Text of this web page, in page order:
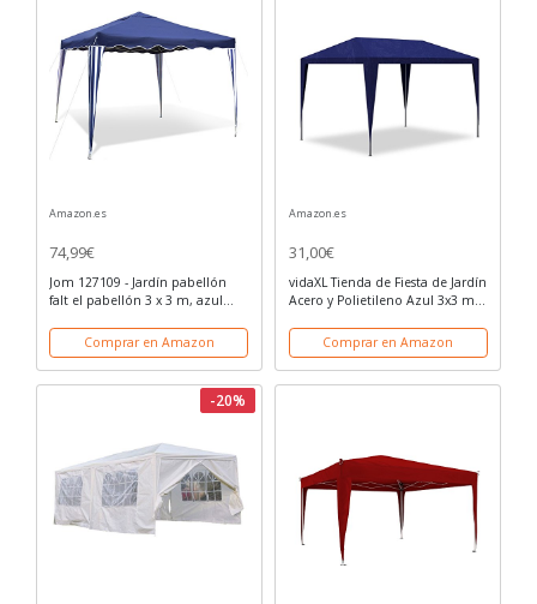
Amazon.es
74,99€
Jom 127109 - Jardín pabellón
falt el pabellón 3 x 3 m, azul
barra de metal, repelente al
agua, incluyendo el bolsillo,
sin...
Comprar en Amazon
Amazon.es
31,00€
vidaXL Tienda de Fiesta de Jardín
Acero y Polietileno Azul 3x3 m
Comprar en Amazon
-20%